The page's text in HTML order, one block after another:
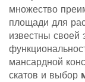
множество
площади для
известны своей
мансардной
скатов и выбор